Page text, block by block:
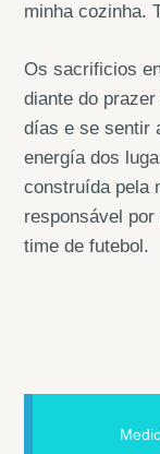
minha cozinha.
Os sacrificios
diante do
días e se sentir
energía dos
construída pela
responsável
time de futebol.